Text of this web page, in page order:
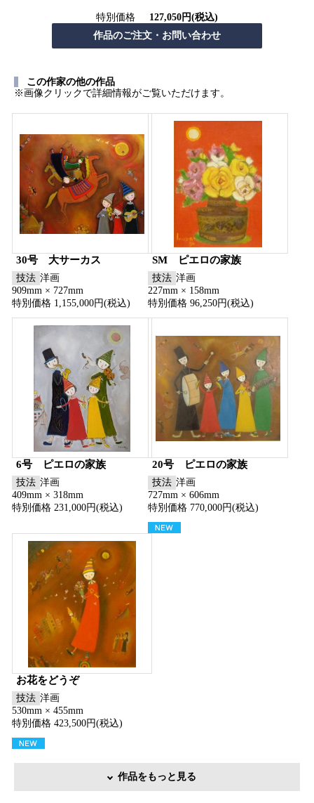
特別価格 127,050円(税込)
この作家の他の作品
※画像クリックで詳細情報がご覧いただけます。
30号 大サーカス
技法 洋画
909mm × 727mm
特別価格 1,155,000円(税込)
SM ピエロの家族
技法 洋画
227mm × 158mm
特別価格 96,250円(税込)
6号 ピエロの家族
技法 洋画
409mm × 318mm
特別価格 231,000円(税込)
20号 ピエロの家族
技法 洋画
727mm × 606mm
特別価格 770,000円(税込)
お花をどうぞ
技法 洋画
530mm × 455mm
特別価格 423,500円(税込)
作品をもっと見る